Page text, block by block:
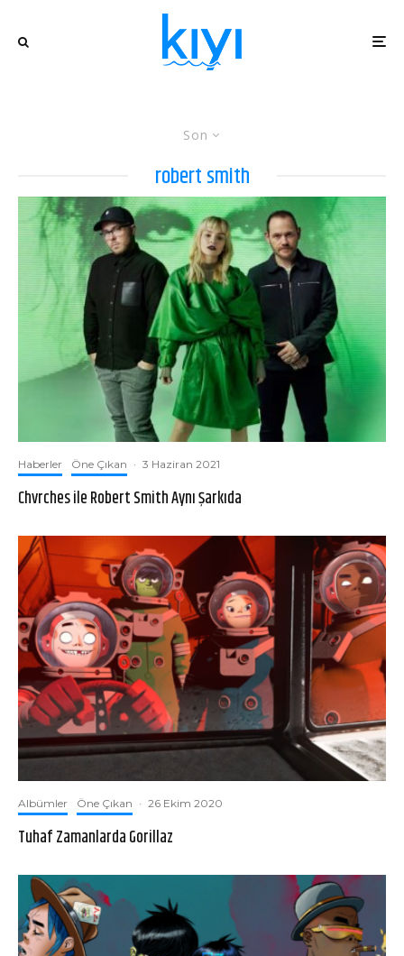
Son
robert smith
Haberler Öne Çıkan · 3 Haziran 2021
Chvrches ile Robert Smith Aynı Şarkıda
Albümler Öne Çıkan · 26 Ekim 2020
Tuhaf Zamanlarda Gorillaz